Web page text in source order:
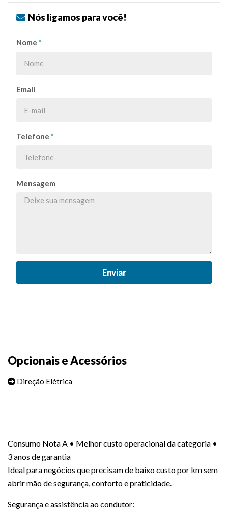
Nós ligamos para você!
Nome *
Email
Telefone *
Mensagem
Opcionais e Acessórios
Direção Elétrica
Consumo Nota A • Melhor custo operacional da categoria •
3 anos de garantia
Ideal para negócios que precisam de baixo custo por km sem
abrir mão de segurança, conforto e praticidade.
Segurança e assistência ao condutor: